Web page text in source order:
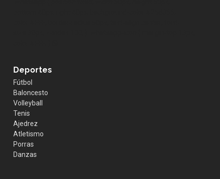
Deportes
Fútbol
Baloncesto
Volleyball
Tenis
Ajedrez
Atletismo
Porras
Danzas